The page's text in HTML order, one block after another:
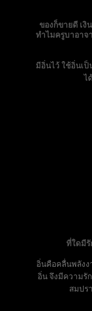
ของก็ขายดี เงิ
ทำไมครูบาอาจ
มีอิ่นไว้ ใช้อิ่นเป็
ไ
ที่ใดมีรั
อิ่นคือคลื่นพลังง
อิ่น จึงมีความรั
สมปร